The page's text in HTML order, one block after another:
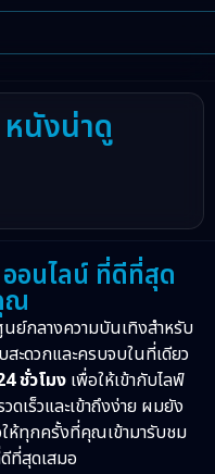
นังน่าดู
อนไลน์ ที่ดีที่สุด
ณ
กลางความบันเทิงสำหรับ
สะดวกและครบจบในที่เดียว
ชั่วโมง เพื่อให้เข้ากับไลฟ์
เร็วและเข้าถึงง่าย ผมยัง
ห้ทุกครั้งที่คุณเข้ามารับชม
ที่สุดเสมอ